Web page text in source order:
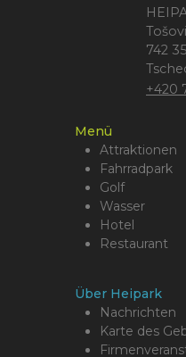
742
+420
Menü
Attraktionen
Fahrradpark
Golf
Wasser
Hotel
Restaurant
Über Heipark
Nachrichten
Karte des